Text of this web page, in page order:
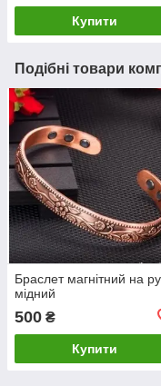
Купити
Подібні товари
Браслет магнітний на
мідний
500 ₴
Купити